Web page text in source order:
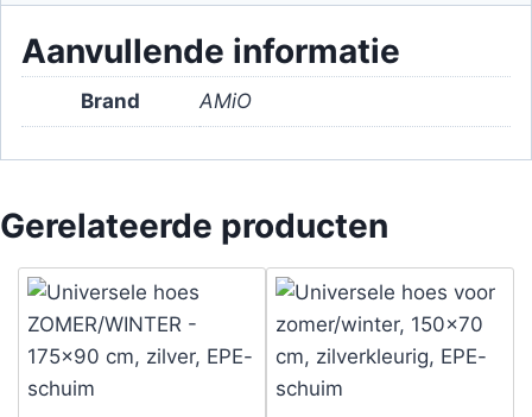
Aanvullende informatie
Brand AMiO
Gerelateerde producten